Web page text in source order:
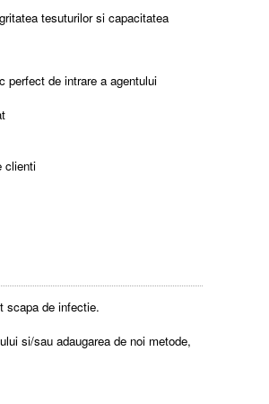
tesuturilor si capacitatea
perfect de intrare a agentului
clienti
scapa de infectie.
si/sau adaugarea de noi metode,